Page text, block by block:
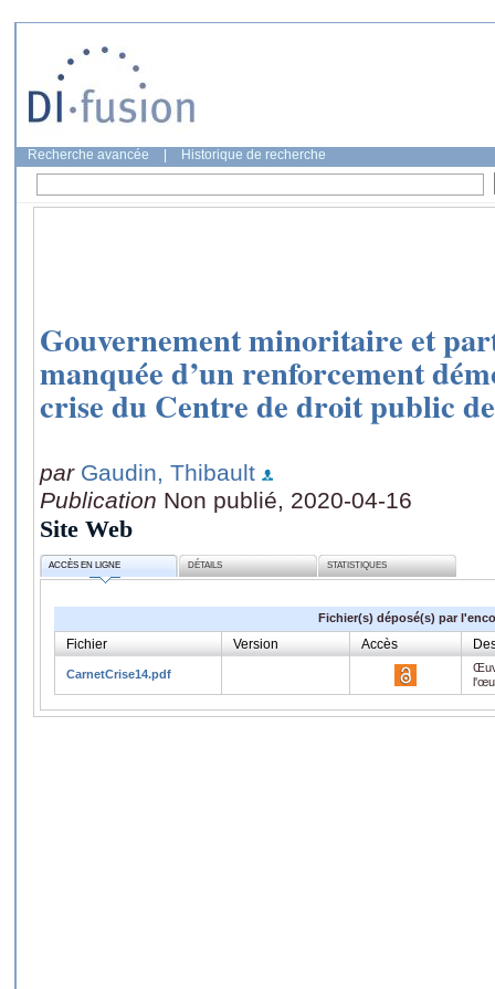
Recherche avancée Historique de recherche
Gouvernement minoritaire et
manquée d’un renforcement
crise du Centre de droit public
par Gaudin, Thibault
Publication Non publié, 2020-04-16
Site Web
ACCÈS EN LIGNE DÉTAILS STATISTIQUES
Fichier(s) déposé(s) par
Fichier Version Accès
CarnetCrise14.pdf